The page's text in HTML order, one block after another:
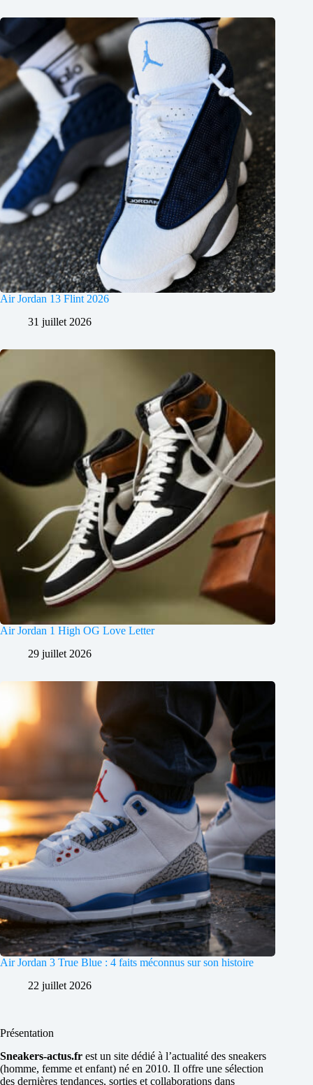
Air Jordan 13 Flint 2026
31 juillet 2026
Air Jordan 1 High OG Love Letter
29 juillet 2026
Air Jordan 3 True Blue : 4 faits méconnus sur son histoire
22 juillet 2026
Présentation
Sneakers-actus.fr est un site dédié à l’actualité des sneakers
(homme, femme et enfant) né en 2010. Il offre une sélection
des dernières tendances, sorties et collaborations dans